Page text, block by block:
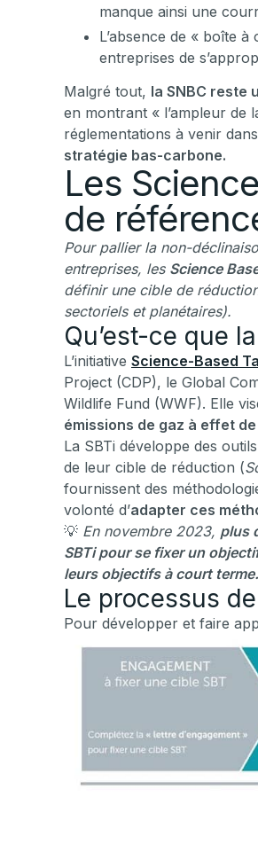
manque ainsi une
L’absence de « boîte
entreprises de
Malgré tout, la SNBC reste
en montrant « l’ampleur de
réglementations à venir
stratégie bas-carbone.
Les
de
Pour pallier la non-
entreprises, les Science
définir une cible de
sectoriels et planétaires).
Qu’est-ce que
L’initiative Science-Based
Project (CDP), le Global
Wildlife Fund (WWF). Elle
émissions de gaz à effet
La SBTi développe des
de leur cible de réduction (
fournissent des
volonté d’adapter ces
💡 En novembre 2023, plus
SBTi pour se fixer un
leurs objectifs à court terme.
Le processus
Pour développer et faire